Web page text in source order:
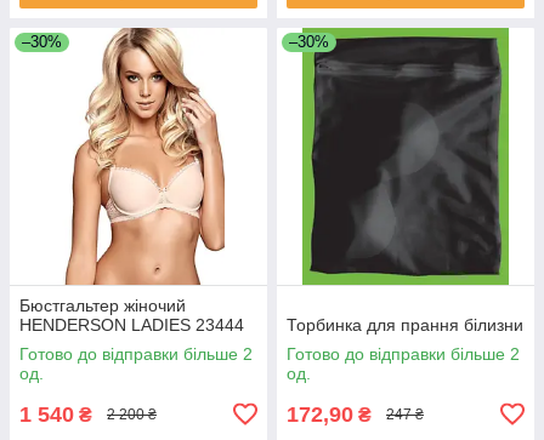
–30%
Бюстгальтер жіночий
HENDERSON LADIES 23444
Готово до відправки більше 2
од.
1 540 ₴ 2 200 ₴
–30%
Торбинка для прання білизни
Готово до відправки більше 2
од.
172,90 ₴ 247 ₴